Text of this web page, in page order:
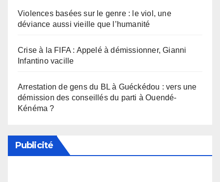
Violences basées sur le genre : le viol, une
déviance aussi vieille que l’humanité
Crise à la FIFA : Appelé à démissionner, Gianni
Infantino vacille
Arrestation de gens du BL à Guéckédou : vers une
démission des conseillés du parti à Ouendé-
Kénéma ?
Publicité